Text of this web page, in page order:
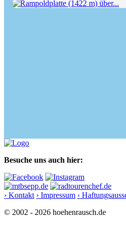
Besuche uns auch hier:
› Kontakt › Impressum ›
© 2002 - 2026 hoehenrausch.de